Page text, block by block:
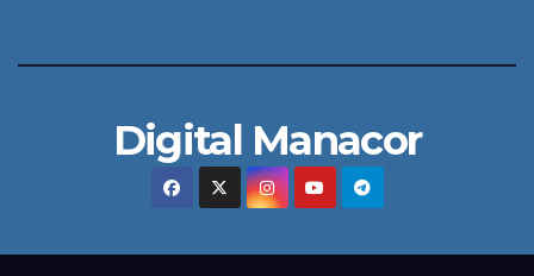
Digital Manacor